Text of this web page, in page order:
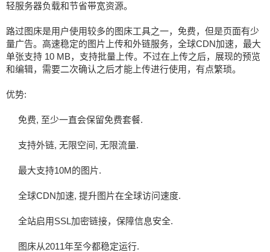
轻服务器负载和节省带宽资源。
路过图床是用户使用较多的图床工具之一，免费，但是页面有少
量广告。高速稳定的图片上传和外链服务，全球CDN加速，最大
单张支持 10 MB，支持批量上传。不过在上传之后，展现的预览
和编辑，需要二次确认之后才能上传进行使用，有点繁琐。
优势:
免费, 至少一直会保留免费套餐.
支持外链, 无限空间, 无限流量.
最大支持10M的图片.
全球CDN加速, 提升图片在全球访问速度.
全站启用SSL加密链接，保障信息安全.
图床从2011年至今都稳定运行.